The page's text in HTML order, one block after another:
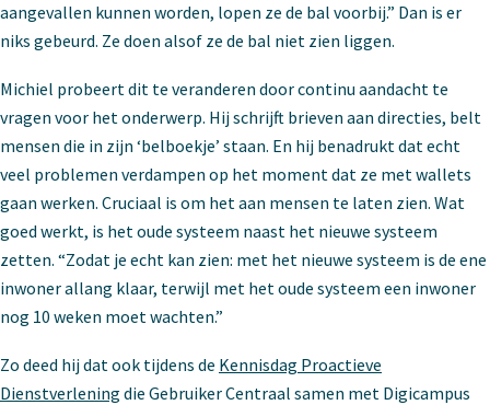
aangevallen kunnen worden, lopen ze de bal voorbij.” Dan is er
niks gebeurd. Ze doen alsof ze de bal niet zien liggen.
Michiel probeert dit te veranderen door continu aandacht te
vragen voor het onderwerp. Hij schrijft brieven aan directies, belt
mensen die in zijn ‘belboekje’ staan. En hij benadrukt dat echt
veel problemen verdampen op het moment dat ze met wallets
gaan werken. Cruciaal is om het aan mensen te laten zien. Wat
goed werkt, is het oude systeem naast het nieuwe systeem
zetten. “Zodat je echt kan zien: met het nieuwe systeem is de ene
inwoner allang klaar, terwijl met het oude systeem een inwoner
nog 10 weken moet wachten.”
Zo deed hij dat ook tijdens de Kennisdag Proactieve
Dienstverlening die Gebruiker Centraal samen met Digicampus